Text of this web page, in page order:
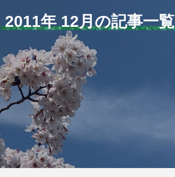
W杯の優勝を目指す日
本代表と目標設定
2026.07.17
2011年 12月の記事一覧